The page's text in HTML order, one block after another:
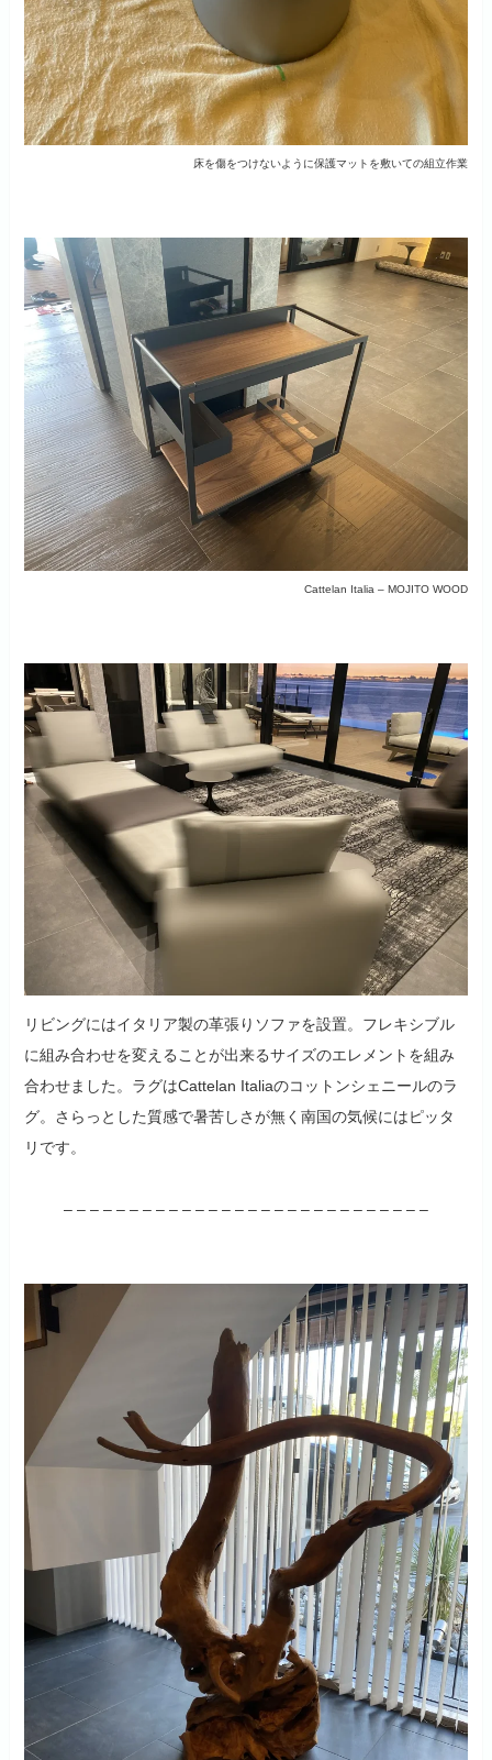
床を傷をつけないように保護マットを敷いての組立作業
Cattelan Italia – MOJITO WOOD
リビングにはイタリア製の革張りソファを設置。フレキシブル
に組み合わせを変えることが出来るサイズのエレメントを組み
合わせました。ラグはCattelan Italiaのコットンシェニールのラ
グ。さらっとした質感で暑苦しさが無く南国の気候にはピッタ
リです。
– – – – – – – – – – – – – – – – – – – – – – – – – – – –